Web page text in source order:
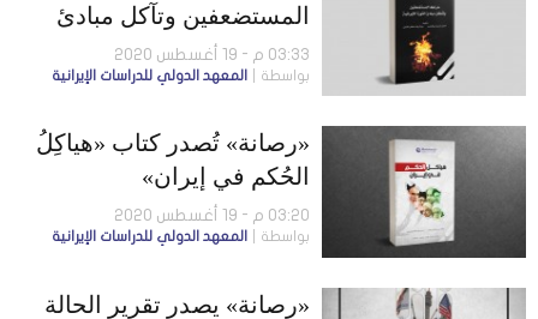
المستضعفين وتآكل مبادئ
الثورة الإيرانية»
03:33 م - 19 أغسطس 2020
بواسطة المعهد الدولي للدراسات الإيرانية
«رصانة» تُصدر كتاب «هياكِلُ
الحُكمِ في إيران»
03:20 م - 19 أغسطس 2020
بواسطة المعهد الدولي للدراسات الإيرانية
«رصانة» يصدر تقرير الحالة